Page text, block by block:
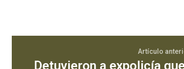
Artículo
Detuvieron a expolicía